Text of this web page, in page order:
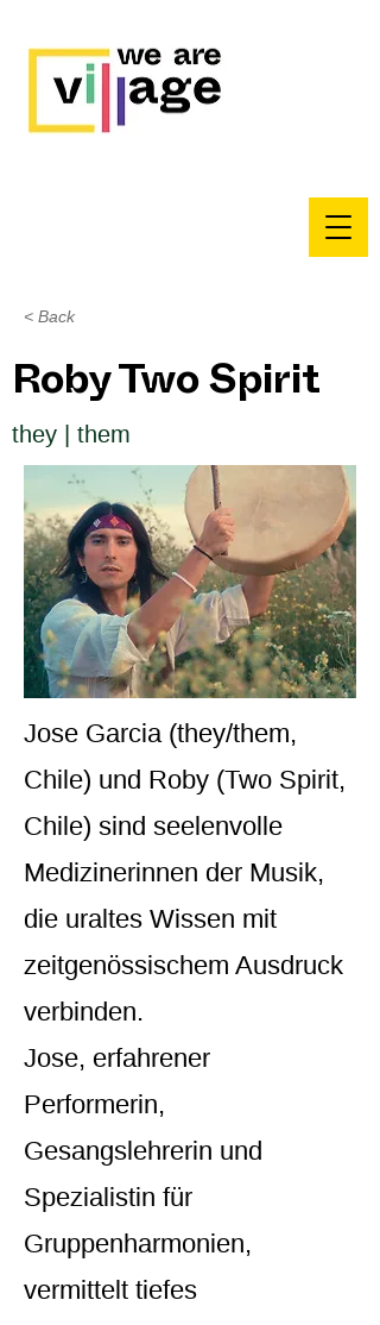
< Back
Roby Two Spirit
they | them
Jose Garcia (they/them,
Chile) und Roby (Two Spirit,
Chile) sind seelenvolle
Medizinerinnen der Musik,
die uraltes Wissen mit
zeitgenössischem Ausdruck
verbinden.
Jose, erfahrener
Performerin,
Gesangslehrerin und
Spezialistin für
Gruppenharmonien,
vermittelt tiefes